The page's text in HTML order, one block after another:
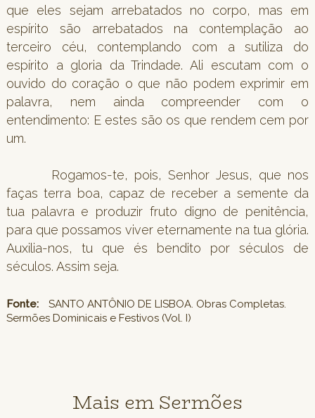
que eles sejam arrebatados no corpo, mas em
espírito são arrebatados na contemplação ao
terceiro céu, contemplando com a sutiliza do
espírito a gloria da Trindade. Ali escutam com o
ouvido do coração o que não podem exprimir em
palavra, nem ainda compreender com o
entendimento: E estes são os que rendem cem por
um.
Rogamos-te, pois, Senhor Jesus, que nos
faças terra boa, capaz de receber a semente da
tua palavra e produzir fruto digno de penitência,
para que possamos viver eternamente na tua glória.
Auxilia-nos, tu que és bendito por séculos de
séculos. Assim seja.
Fonte:
SANTO ANTÔNIO DE LISBOA. Obras Completas.
Sermões Dominicais e Festivos (Vol. I)
Mais em Sermões